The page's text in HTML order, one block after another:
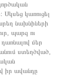
Սկսեց կառուցել
նախնիների
պարզ ու
մեր
ստեղծված,
իր ավանդը